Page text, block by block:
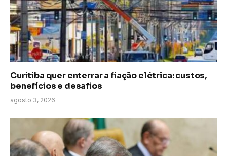
Curitiba quer enterrar a fiação elétrica: custos,
benefícios e desafios
agosto 3, 2026